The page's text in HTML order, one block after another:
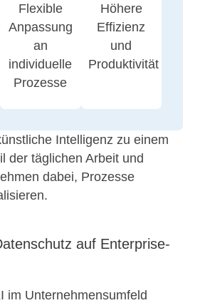
Flexible
Anpassung
an
individuelle
Prozesse
Höhere
Effizienz
und
Produktivität
Intelligenz zu einem
der täglichen Arbeit und
dabei, Prozesse
auf Enterprise-
im Unternehmensumfeld